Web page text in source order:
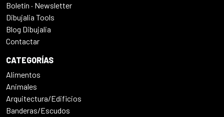
Boletín · Newsletter
Dibujalia Tools
Blog Dibujalia
Contactar
CATEGORÍAS
Alimentos
Animales
Arquitectura/Edificios
Banderas/Escudos